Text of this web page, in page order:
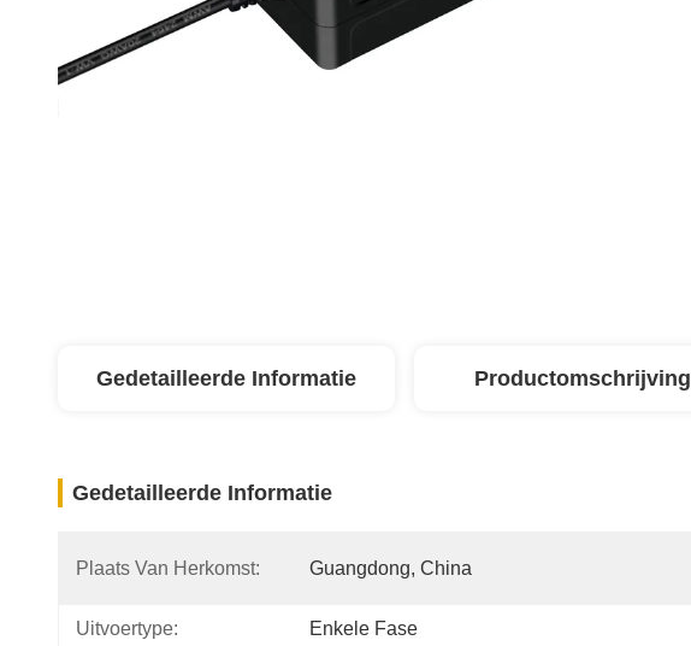
Gedetailleerde Informatie Productomschrijving
Gedetailleerde Informatie
Plaats Van Herkomst: Guangdong, China
Uitvoertype: Enkele Fase